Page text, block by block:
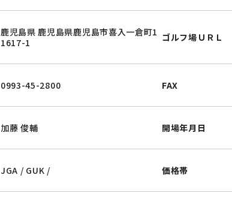
鹿児島県 鹿児島県鹿児島市喜入一倉町1
1617-1
ゴルフ場ＵＲＬ
0993-45-2800 FAX
加藤 俊輔 開場年月日
JGA / GUK / 価格帯